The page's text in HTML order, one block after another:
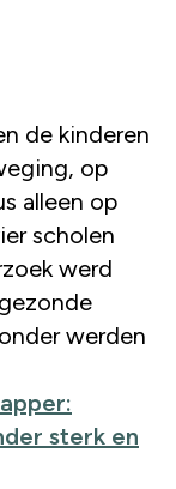
de kinderen
op
alleen op
scholen
werd
werden
sterk en